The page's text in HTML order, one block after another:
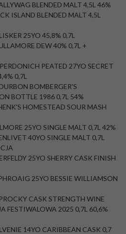
BLENDED MALT 4,5L 46%
ISLAND BLENDED MALT 4,5L
25YO 45,8% 0,7L
DEW 40% 0,7L +
PEATED 27YO SECRET
0,7L
BOMBERGER'S
BOTTLE 1986 0,7L 54%
HOMESTEAD SOUR MASH
25YO SINGLE MALT 0,7L 42%
40YO SINGLE MALT 0,7L
25YO SHERRY CASK FINISH
25YO BESSIE WILLIAMSON
CASK STRENGTH WINE
FESTIWALOWA 2025 0,7L 60,6%
14YO CARIBBEAN CASK 0,7